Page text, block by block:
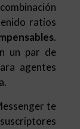
ratios
.
un par de
agentes
te